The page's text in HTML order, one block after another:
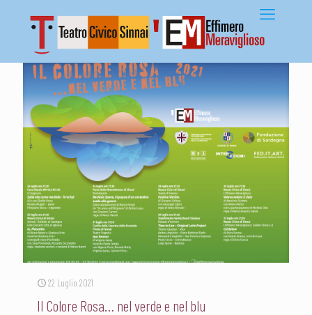
22 Luglio 2021
Il Colore Rosa… nel verde e nel blu